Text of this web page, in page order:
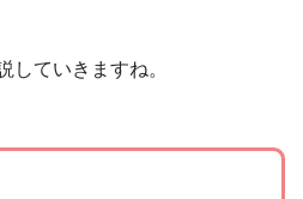
していきますね。